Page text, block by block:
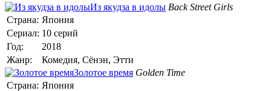
Из якудза в идолы Back Street Girls
Страна: Япония
Сериал: 10 серий
Год:
2018
Жанр:
Комедия, Сёнэн, Этти
Золотое время Golden Time
Страна: Япония